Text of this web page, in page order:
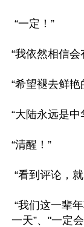
“我依然相信会
“希望褪去鲜艳
“大陆永远是中
“清醒！”
一天”、"一定会